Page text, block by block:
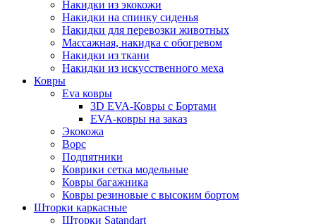
Накидки из экокожи
Накидки на спинку сиденья
Накидки для перевозки животных
Массажная, накидка с обогревом
Накидки из ткани
Накидки из искусственного меха
Ковры
Eva ковры
3D EVA-Ковры с Бортами
EVA-ковры на заказ
Экокожа
Ворс
Подпятники
Коврики сетка модельные
Ковры багажника
Ковры резиновые с высоким бортом
Шторки каркасные
Шторки Satandart